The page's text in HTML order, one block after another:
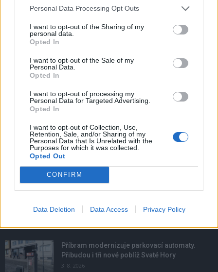
Personal Data Processing Opt Outs
I want to opt-out of the Sharing of my
personal data.
Opted In
I want to opt-out of the Sale of my
Personal Data.
Opted In
I want to opt-out of processing my
Personal Data for Targeted Advertising.
Opted In
I want to opt-out of Collection, Use,
Retention, Sale, and/or Sharing of my
Personal Data that Is Unrelated with the
Purposes for which it was collected.
Opted Out
CONFIRM
Data Deletion Data Access Privacy Policy
NOVINKY
Obděnice vzpomínaly na filmovou legendu
podmínky. Horší voda je jen...
Příbram modernizuje parkovací automaty.
Přibudou i tři nové poblíž Svaté Hory
3. 8. 2026